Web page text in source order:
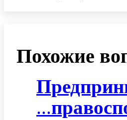
Похожие
...